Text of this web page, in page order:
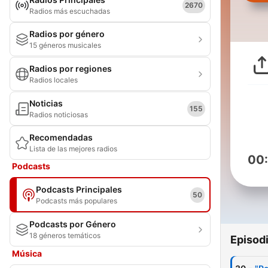
Radios más escuchadas
2670
Radios por género
15 géneros musicales
Radios por regiones
Radios locales
Noticias
Radios noticiosas
155
Recomendadas
Lista de las mejores radios
Podcasts
Podcasts Principales
Podcasts más populares
50
Podcasts por Género
18 géneros temáticos
Música